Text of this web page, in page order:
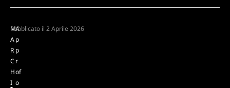
M
A
R
C
H
I
A
p
p
r
of
o
Pubblicato il 2 Aprile 2026